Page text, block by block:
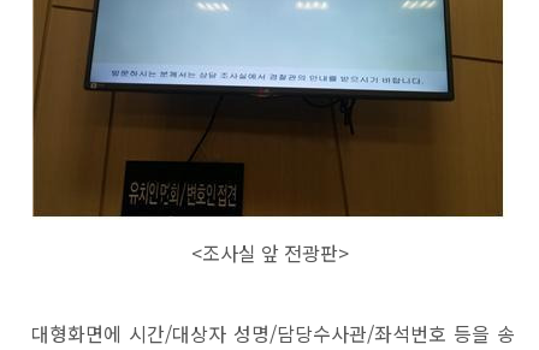
<조사실 앞 전광판>
대형화면에 시간/대상자 성명/담당수사관/좌석번호 등을 송